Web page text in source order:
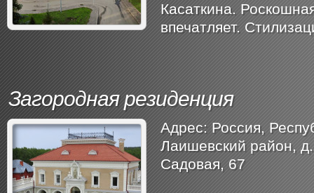
Касаткина.
впечатляет.
Загородная резиденция
Адрес: Россия,
Лаишевский район,
Садовая, 67